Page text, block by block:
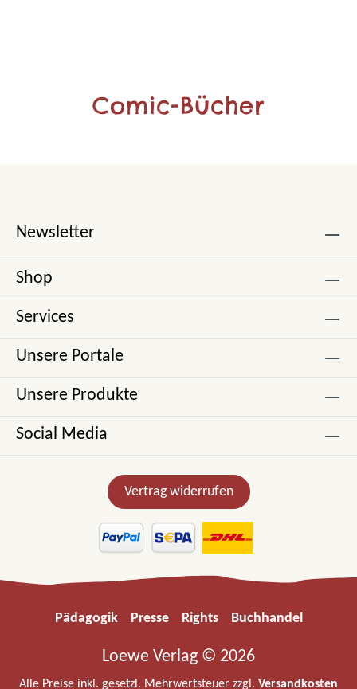
Comic-Bücher
Newsletter
Shop
Services
Unsere Portale
Unsere Produkte
Social Media
Vertrag widerrufen
Pädagogik Presse Rights Buchhandel
Loewe Verlag © 2026
Alle Preise inkl. gesetzl. Mehrwertsteuer zzgl. Versandkosten